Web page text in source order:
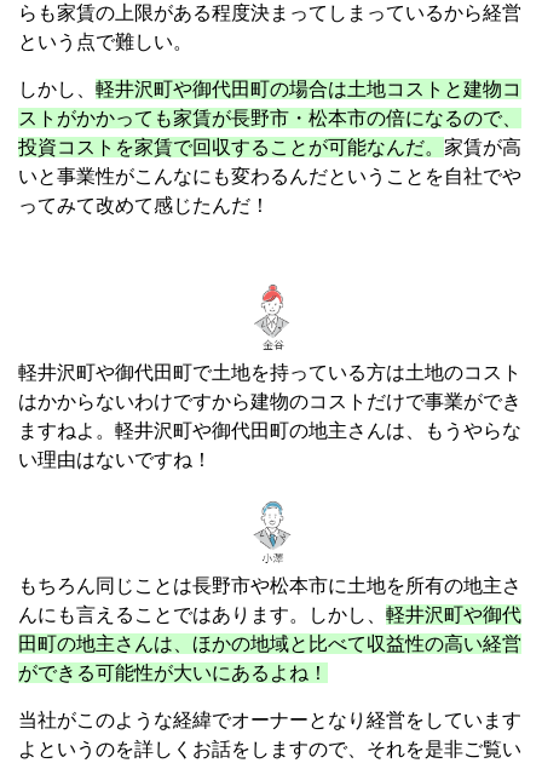
らも家賃の上限がある程度決まってしまっているから経営
という点で難しい。
しかし、 軽井沢町や御代田町の場合は土地コストと建物コ
ストがかかっても家賃が長野市・松本市の倍になるので、
投資コストを家賃で回収することが可能なんだ。 家賃が高
いと事業性がこんなにも変わるんだということを自社でや
ってみて改めて感じたんだ！
軽井沢町や御代田町で土地を持っている方は土地のコスト
はかからないわけですから建物のコストだけで事業ができ
ますねよ。軽井沢町や御代田町の地主さんは、もうやらな
い理由はないですね！
もちろん同じことは長野市や松本市に土地を所有の地主さ
んにも言えることではあります。しかし、 軽井沢町や御代
田町の地主さんは、ほかの地域と比べて収益性の高い経営
ができる可能性が大いにあるよね！
当社がこのような経緯でオーナーとなり経営をしています
よというのを詳しくお話をしますので、それを是非ご覧い